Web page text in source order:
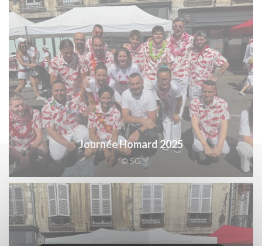
Journée Homard 2025
© SG